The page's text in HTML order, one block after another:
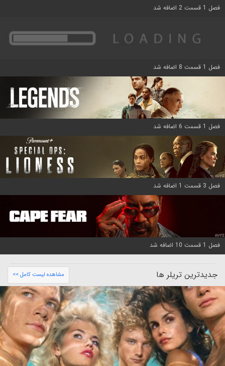
فصل 1 قسمت 2 اضافه شد
فصل 1 قسمت 8 اضافه شد
فصل 1 قسمت 6 اضافه شد
فصل 3 قسمت 1 اضافه شد
فصل 1 قسمت 10 اضافه شد
جدیدترین تریلر ها مشاهده لیست کامل >>